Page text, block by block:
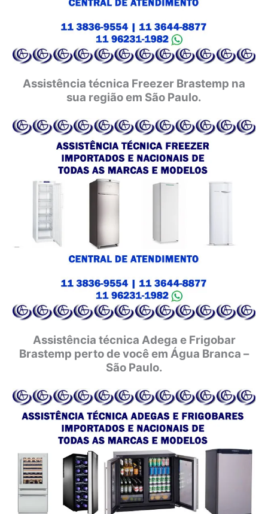
Assistência técnica Freezer Brastemp na
sua região em São Paulo.
Assistência técnica Adega e Frigobar
Brastemp perto de você em Água Branca –
São Paulo.